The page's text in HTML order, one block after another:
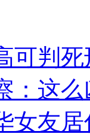
将其击毙
脚踢
可判
：这
女友